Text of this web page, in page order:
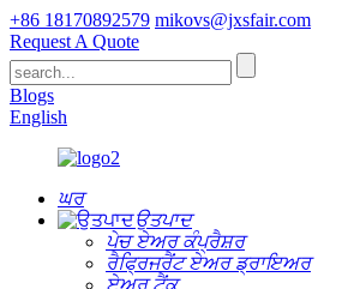
+86 18170892579 mikovs@jxsfair.com
Request A Quote
Blogs
English
ਘਰ
ਉਤਪਾਦ
ਪੇਚ ਏਅਰ ਕੰਪ੍ਰੈਸ਼ਰ
ਰੈਫ੍ਰਿਜਰੈਂਟ ਏਅਰ ਡ੍ਰਾਇਅਰ
ਏਅਰ ਟੈਂਕ